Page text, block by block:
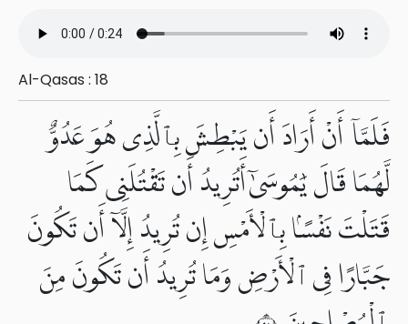
Al-Qasas : 18
فَلَمَّآ أَنْ أَرَادَ أَن يَبْطِشَ بِٱلَّذِى هُوَ عَدُوٌّ
لَّهُمَا قَالَ يَٰمُوسَىٰٓ أَتُرِيدُ أَن تَقْتُلَنِى كَمَا
قَتَلْتَ نَفْسًۢا بِٱلْأَمْسِ إِن تُرِيدُ إِلَّآ أَن تَكُونَ
جَبَّارًا فِى ٱلْأَرْضِ وَمَا تُرِيدُ أَن تَكُونَ مِنَ